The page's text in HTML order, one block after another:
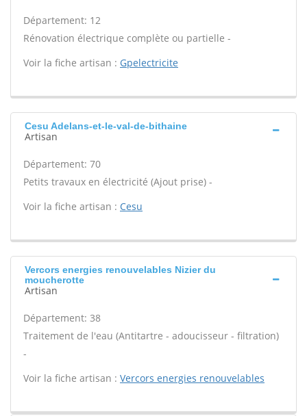
Département: 12
Rénovation électrique complète ou partielle -
Voir la fiche artisan : Gpelectricite
Cesu Adelans-et-le-val-de-bithaine
Artisan
Département: 70
Petits travaux en électricité (Ajout prise) -
Voir la fiche artisan : Cesu
Vercors energies renouvelables Nizier du
moucherotte
Artisan
Département: 38
Traitement de l'eau (Antitartre - adoucisseur - filtration)
-
Voir la fiche artisan : Vercors energies renouvelables